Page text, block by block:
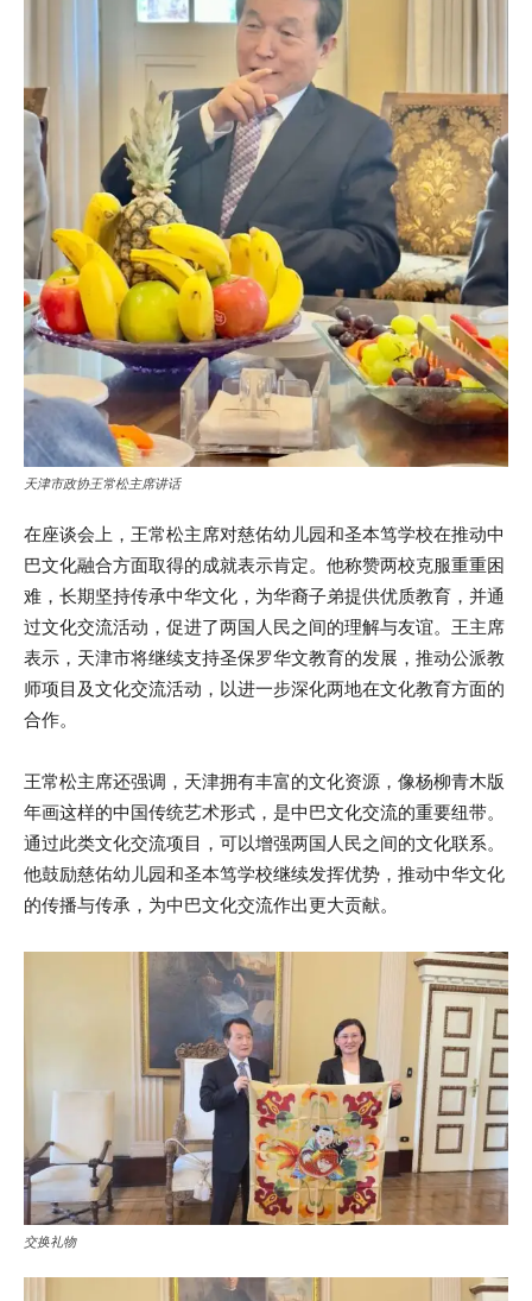
天津市政协王常松主席讲话
在座谈会上，王常松主席对慈佑幼儿园和圣本笃学校在推动中
巴文化融合方面取得的成就表示肯定。他称赞两校克服重重困
难，长期坚持传承中华文化，为华裔子弟提供优质教育，并通
过文化交流活动，促进了两国人民之间的理解与友谊。王主席
表示，天津市将继续支持圣保罗华文教育的发展，推动公派教
师项目及文化交流活动，以进一步深化两地在文化教育方面的
合作。
王常松主席还强调，天津拥有丰富的文化资源，像杨柳青木版
年画这样的中国传统艺术形式，是中巴文化交流的重要纽带。
通过此类文化交流项目，可以增强两国人民之间的文化联系。
他鼓励慈佑幼儿园和圣本笃学校继续发挥优势，推动中华文化
的传播与传承，为中巴文化交流作出更大贡献。
交换礼物